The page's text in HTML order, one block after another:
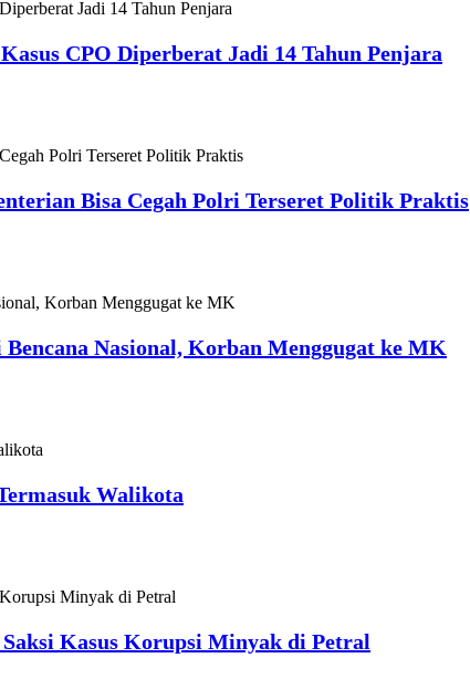
CPO Diperberat Jadi 14 Tahun Penjara
Bisa Cegah Polri Terseret Politik Praktis
Nasional, Korban Menggugat ke MK
Walikota
Kasus Korupsi Minyak di Petral